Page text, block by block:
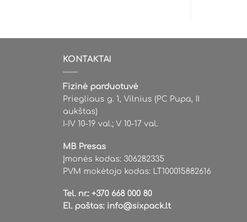
KONTAKTAI
Fizinė parduotuvė
Priegliaus g. 1, Vilnius (PC Pupa, II
aukštas)
I-IV 10-19 val.; V 10-17 val.
MB Presas
Įmonės kodas: 306282335
PVM mokėtojo kodas: LT100015882616
Tel. nr.: +370 668 000 80
El. paštas: info@sixpack.lt